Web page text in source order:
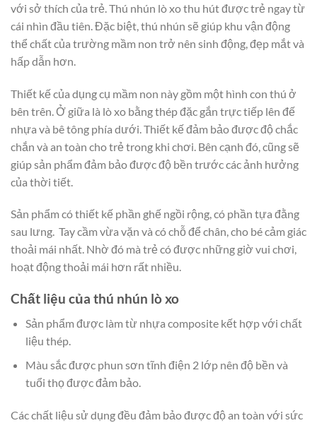
với sở thích của trẻ. Thú nhún lò xo thu hút được trẻ ngay từ
cái nhìn đầu tiên. Đặc biệt, thú nhún sẽ giúp khu vận động
thể chất của trường mầm non trở nên sinh động, đẹp mắt và
hấp dẫn hơn.
Thiết kế của dụng cụ mầm non này gồm một hình con thú ở
bên trên. Ở giữa là lò xo bằng thép đặc gắn trực tiếp lên đế
nhựa và bê tông phía dưới. Thiết kế đảm bảo được độ chắc
chắn và an toàn cho trẻ trong khi chơi. Bên cạnh đó, cũng sẽ
giúp sản phẩm đảm bảo được độ bền trước các ảnh hưởng
của thời tiết.
Sản phẩm có thiết kế phần ghế ngồi rộng, có phần tựa đằng
sau lưng. Tay cầm vừa vặn và có chỗ để chân, cho bé cảm giác
thoải mái nhất. Nhờ đó mà trẻ có được những giờ vui chơi,
hoạt động thoải mái hơn rất nhiều.
Chất liệu của thú nhún lò xo
Sản phẩm được làm từ nhựa composite kết hợp với chất
liệu thép.
Màu sắc được phun sơn tĩnh điện 2 lớp nên độ bền và
tuổi thọ được đảm bảo.
Các chất liệu sử dụng đều đảm bảo được độ an toàn với sức